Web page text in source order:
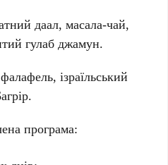
даал, масала-чай,
гулаб джамун.
ізраїльський
програма: